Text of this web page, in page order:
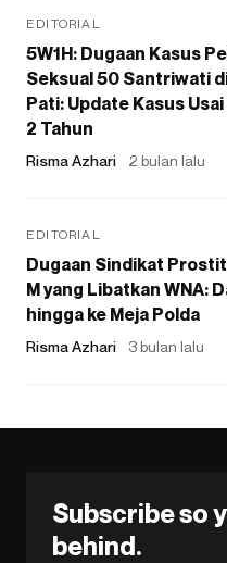
EDITORIAL
5W1H: Dugaan Kasus
Seksual 50 Santriwati
Pati: Update Kasus
2 Tahun
Risma Azhari 2 bulan lalu
EDITORIAL
Dugaan Sindikat
M yang Libatkan WNA:
hingga ke Meja Polda
Risma Azhari 3 bulan lalu
Subscribe so
behind.